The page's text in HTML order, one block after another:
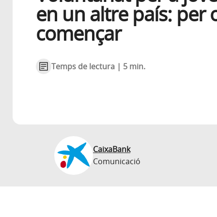
en un altre país: per
començar
Temps de lectura | 5 min.
CaixaBank
Comunicació